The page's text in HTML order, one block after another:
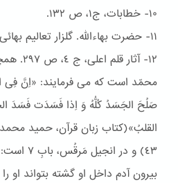
١۰- خطابات، ج١، ص ١٣٢.
١١- حضرت بهاءالله. گلزار تعالیم بهائی، ص ٢۷۸.
١٢-
محمّد است که می فرمایند: «اِنَّ
صَلُحَ الجَسَدُ کُلُّهُ وَ اِذا فَسَدَت فَسَدَ
٤٣) و در
بیرون آدم داخل او گشته بتواند او